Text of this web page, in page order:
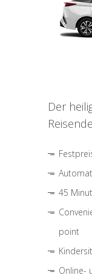
Der
Reisende
45
point
Online-